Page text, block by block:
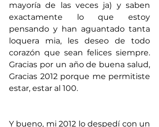
mayoría de las veces ja) y saben
exactamente lo que estoy
pensando y han aguantado tanta
loquera mia, les deseo de todo
corazón que sean felices siempre.
Gracias por un año de buena salud,
Gracias 2012 porque me permitiste
estar, estar al 100.
Y bueno, mi 2012 lo despedí con un